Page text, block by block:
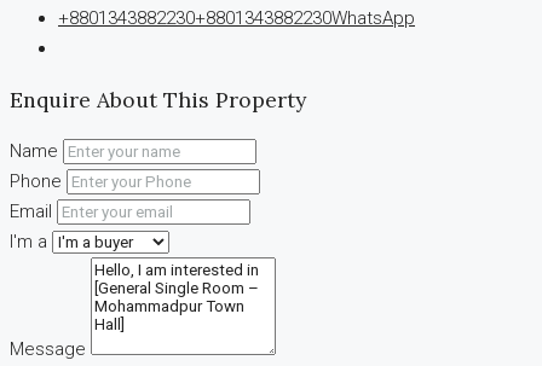
+8801343882230+8801343882230WhatsApp
Enquire About This Property
Name
Phone
Email
I'm a
Message